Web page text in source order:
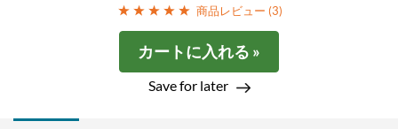
商品レビュー (3)
カートに入れる »
Save for later